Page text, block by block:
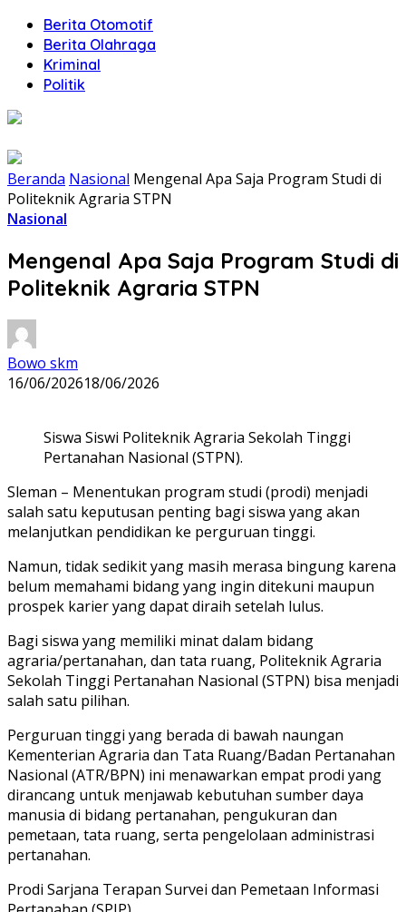
Berita Otomotif
Berita Olahraga
Kriminal
Politik
Beranda Nasional Mengenal Apa Saja Program Studi di
Politeknik Agraria STPN
Nasional
Mengenal Apa Saja Program Studi di
Politeknik Agraria STPN
Bowo skm
16/06/202618/06/2026
Siswa Siswi Politeknik Agraria Sekolah Tinggi
Pertanahan Nasional (STPN).
Sleman – Menentukan program studi (prodi) menjadi
salah satu keputusan penting bagi siswa yang akan
melanjutkan pendidikan ke perguruan tinggi.
Namun, tidak sedikit yang masih merasa bingung karena
belum memahami bidang yang ingin ditekuni maupun
prospek karier yang dapat diraih setelah lulus.
Bagi siswa yang memiliki minat dalam bidang
agraria/pertanahan, dan tata ruang, Politeknik Agraria
Sekolah Tinggi Pertanahan Nasional (STPN) bisa menjadi
salah satu pilihan.
Perguruan tinggi yang berada di bawah naungan
Kementerian Agraria dan Tata Ruang/Badan Pertanahan
Nasional (ATR/BPN) ini menawarkan empat prodi yang
dirancang untuk menjawab kebutuhan sumber daya
manusia di bidang pertanahan, pengukuran dan
pemetaan, tata ruang, serta pengelolaan administrasi
pertanahan.
Prodi Sarjana Terapan Survei dan Pemetaan Informasi